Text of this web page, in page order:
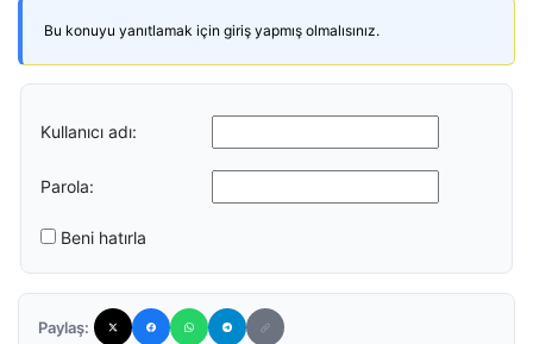
Bu konuyu yanıtlamak için giriş yapmış olmalısınız.
Kullanıcı adı:
Parola:
Beni hatırla
Paylaş: